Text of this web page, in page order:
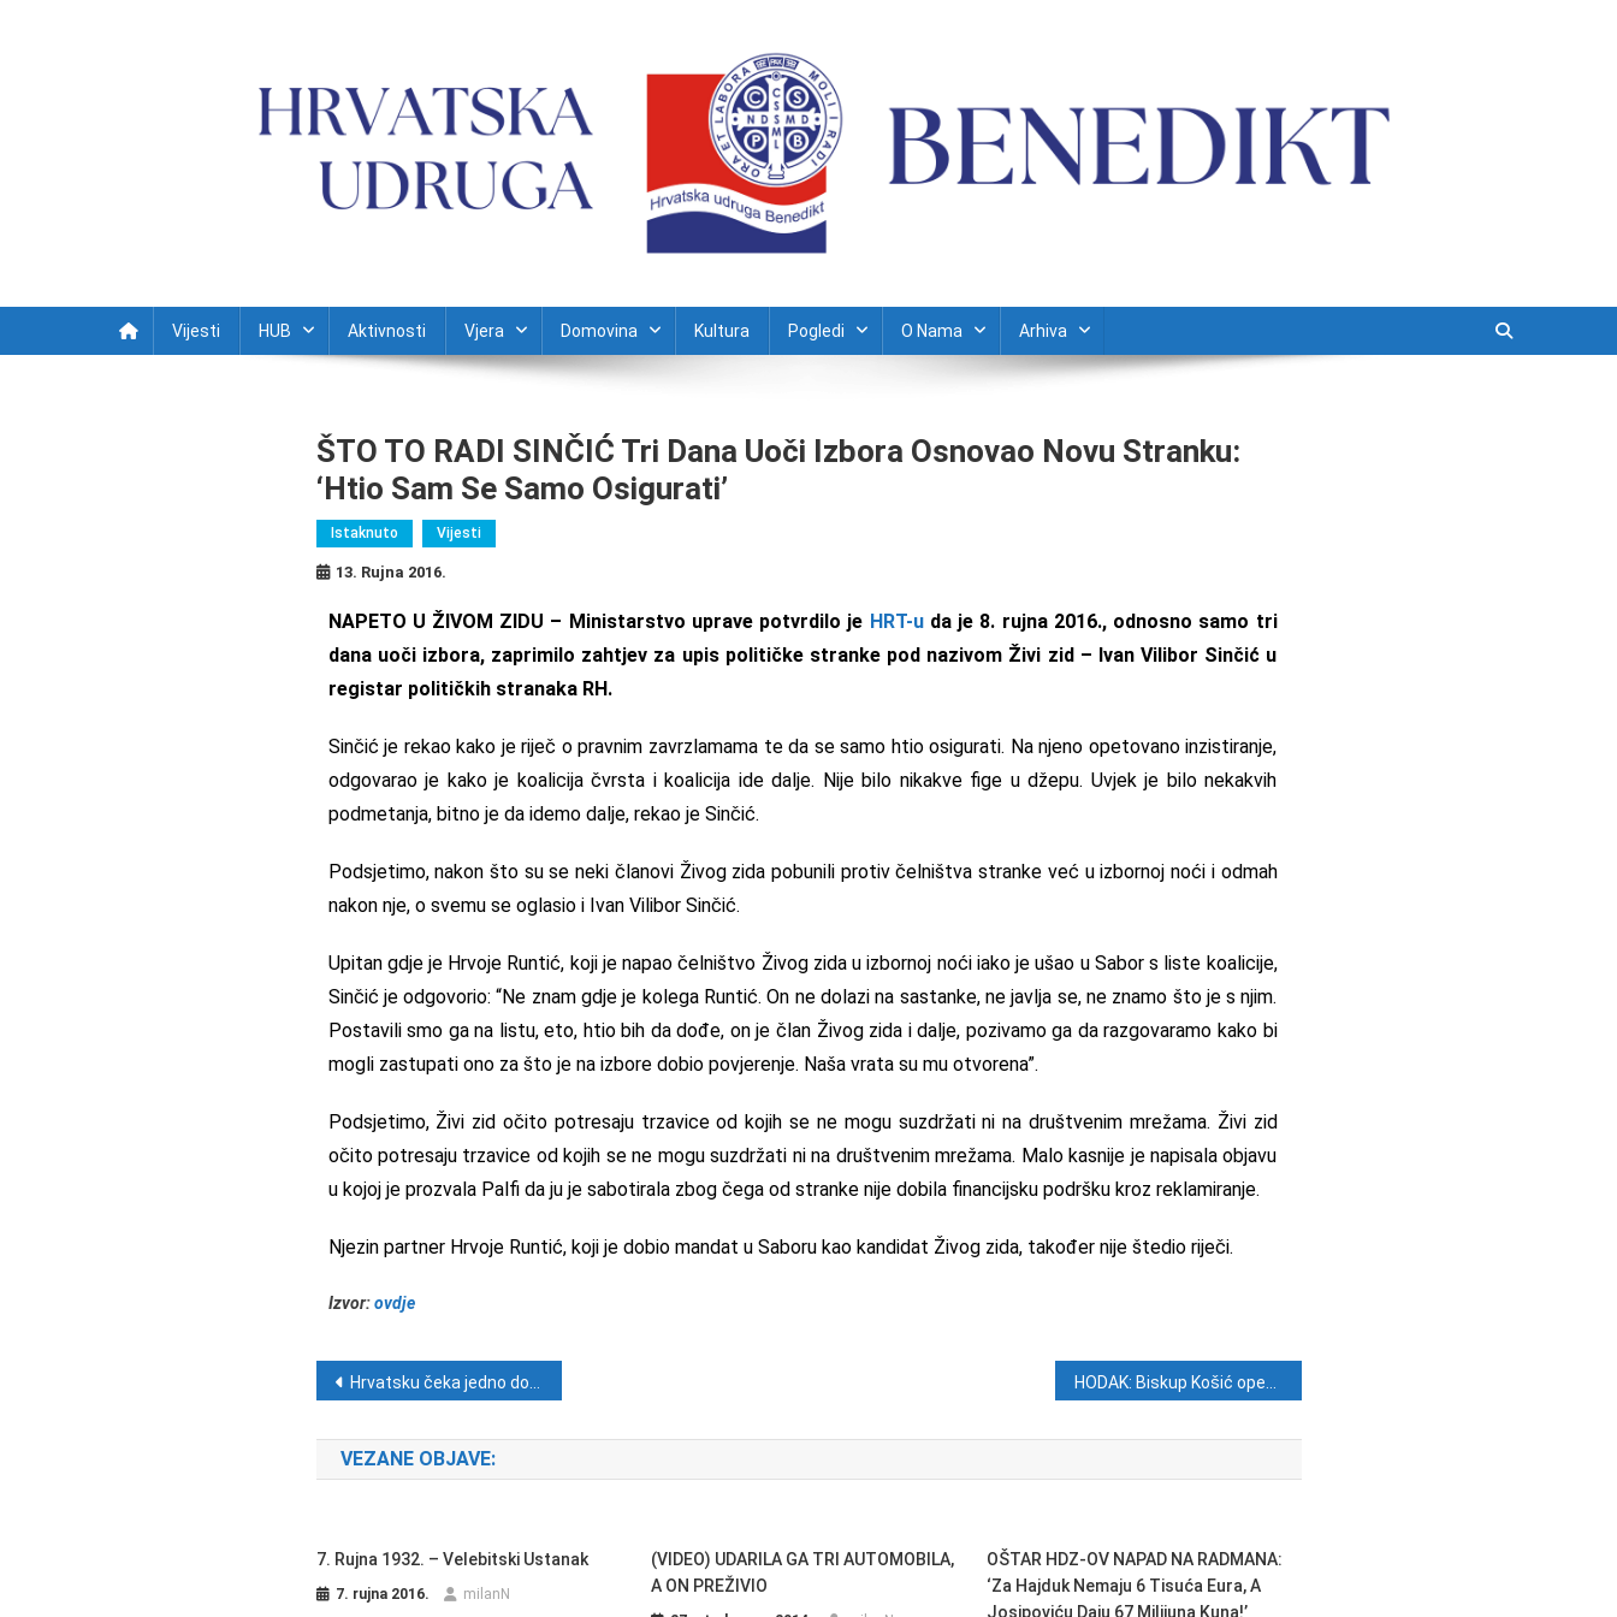
Vijesti HUB Aktivnosti Vjera Domovina Kultura Pogledi O Nama Arhiva
ŠTO TO RADI SINČIĆ Tri Dana Uoči Izbora Osnovao Novu Stranku:
‘Htio Sam Se Samo Osigurati’
Istaknuto Vijesti
13. Rujna 2016.
NAPETO U ŽIVOM ZIDU – Ministarstvo uprave potvrdilo je HRT-uda je 8. rujna 2016., odnosno samo tri
dana uoči izbora, zaprimilo zahtjev za upis političke stranke pod nazivom Živi zid – Ivan Vilibor Sinčić u
registar političkih stranaka RH.
Sinčić je rekao kako je riječ o pravnim zavrzlamama te da se samo htio osigurati. Na njeno opetovano inzistiranje,
odgovarao je kako je koalicija čvrsta i koalicija ide dalje. Nije bilo nikakve fige u džepu. Uvjek je bilo nekakvih
podmetanja, bitno je da idemo dalje, rekao je Sinčić.
Podsjetimo, nakon što su se neki članovi Živog zida pobunili protiv čelništva stranke već u izbornoj noći i odmah
nakon nje, o svemu se oglasio i Ivan Vilibor Sinčić.
Upitan gdje je Hrvoje Runtić, koji je napao čelništvo Živog zida u izbornoj noći iako je ušao u Sabor s liste koalicije,
Sinčić je odgovorio: “Ne znam gdje je kolega Runtić. On ne dolazi na sastanke, ne javlja se, ne znamo što je s njim.
Postavili smo ga na listu, eto, htio bih da dođe, on je član Živog zida i dalje, pozivamo ga da razgovaramo kako bi
mogli zastupati ono za što je na izbore dobio povjerenje. Naša vrata su mu otvorena”.
Podsjetimo, Živi zid očito potresaju trzavice od kojih se ne mogu suzdržati ni na društvenim mrežama. Živi zid
očito potresaju trzavice od kojih se ne mogu suzdržati ni na društvenim mrežama. Malo kasnije je napisala objavu
u kojoj je prozvala Palfi da ju je sabotirala zbog čega od stranke nije dobila financijsku podršku kroz reklamiranje.
Njezin partner Hrvoje Runtić, koji je dobio mandat u Saboru kao kandidat Živog zida, također nije štedio riječi.
Izvor:ovdje
Navigacija objava
Hrvatsku čeka jedno dobro razdoblje
VEZANE OBJAVE:
7. Rujna 1932. – Velebitski Ustanak
7. rujna 2016. milanN
(VIDEO) UDARILA GA TRI AUTOMOBILA,
A ON PREŽIVIO
OŠTAR HDZ-OV NAPAD NA RADMANA:
‘Za Hajduk Nemaju 6 Tisuća Eura, A
Josipoviću Daju 67 Milijuna Kuna!’